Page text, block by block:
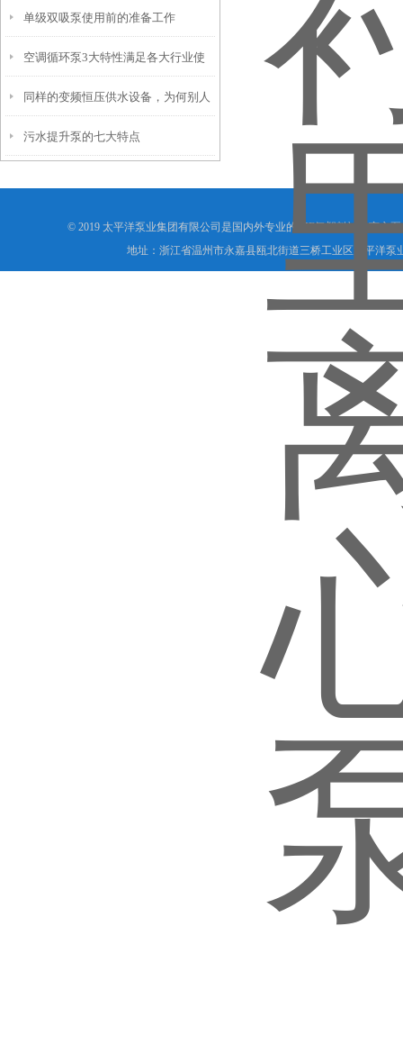
单级双吸泵使用前的准备工作
空调循环泵3大特性满足各大行业使
用要求
同样的变频恒压供水设备，为何别人
的使用寿命如此长？
污水提升泵的七大特点
© 2019 太平洋泵业集团有限公司是国内外专业的IHF氟塑料衬里离心
地址：浙江省温州市永嘉县瓯北街道三桥工业区太平洋泵